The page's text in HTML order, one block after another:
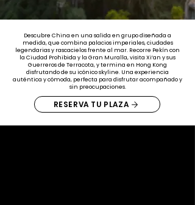
Descubre China en una salida en grupo diseñada a
medida, que combina palacios imperiales, ciudades
legendarias y rascacielos frente al mar. Recorre Pekín con
la Ciudad Prohibida y la Gran Muralla, visita Xi’an y sus
Guerreros de Terracota, y termina en Hong Kong
disfrutando de su icónico skyline. Una experiencia
auténtica y cómoda, perfecta para disfrutar acompañado y
sin preocupaciones.
RESERVA TU PLAZA